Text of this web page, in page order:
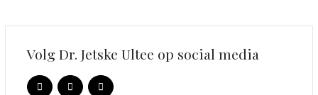
Volg Dr. Jetske Ultee op social media